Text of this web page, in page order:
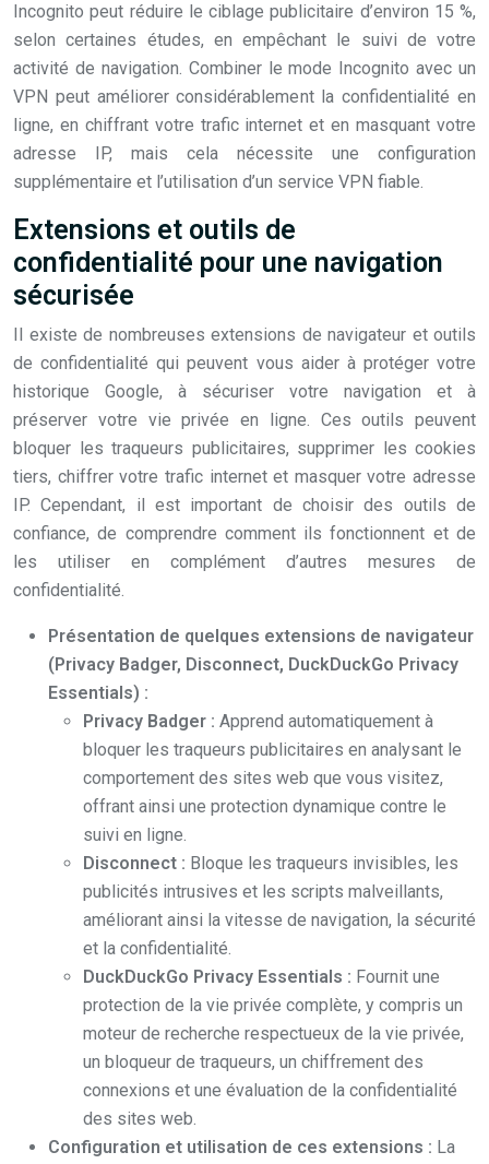
Incognito peut réduire le ciblage publicitaire d’environ 15 %,
selon certaines études, en empêchant le suivi de votre
activité de navigation. Combiner le mode Incognito avec un
VPN peut améliorer considérablement la confidentialité en
ligne, en chiffrant votre trafic internet et en masquant votre
adresse IP, mais cela nécessite une configuration
supplémentaire et l’utilisation d’un service VPN fiable.
Extensions et outils de
confidentialité pour une navigation
sécurisée
Il existe de nombreuses extensions de navigateur et outils
de confidentialité qui peuvent vous aider à protéger votre
historique Google, à sécuriser votre navigation et à
préserver votre vie privée en ligne. Ces outils peuvent
bloquer les traqueurs publicitaires, supprimer les cookies
tiers, chiffrer votre trafic internet et masquer votre adresse
IP. Cependant, il est important de choisir des outils de
confiance, de comprendre comment ils fonctionnent et de
les utiliser en complément d’autres mesures de
confidentialité.
Présentation de quelques extensions de navigateur
(Privacy Badger, Disconnect, DuckDuckGo Privacy
Essentials) :
Privacy Badger : Apprend automatiquement à
bloquer les traqueurs publicitaires en analysant le
comportement des sites web que vous visitez,
offrant ainsi une protection dynamique contre le
suivi en ligne.
Disconnect : Bloque les traqueurs invisibles, les
publicités intrusives et les scripts malveillants,
améliorant ainsi la vitesse de navigation, la sécurité
et la confidentialité.
DuckDuckGo Privacy Essentials : Fournit une
protection de la vie privée complète, y compris un
moteur de recherche respectueux de la vie privée,
un bloqueur de traqueurs, un chiffrement des
connexions et une évaluation de la confidentialité
des sites web.
Configuration et utilisation de ces extensions : La